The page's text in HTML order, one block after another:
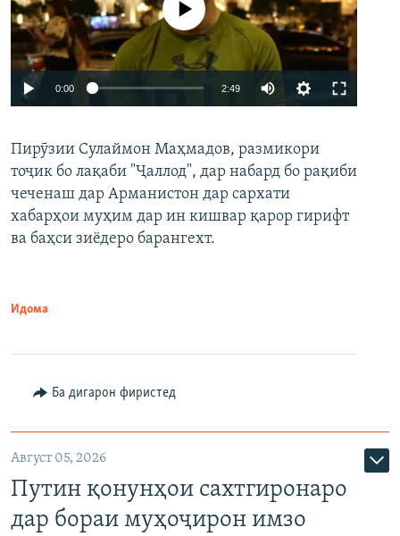
Auto 240p 360p 480p
720p 1080p
Феълан кор намекунад
0:00 2:49
360p
480p
Пирӯзии Сулаймон Маҳмадов, размикори
тоҷик бо лақаби "Ҷаллод", дар набард бо рақиби
чеченаш дар Арманистон дар сархати
хабарҳои муҳим дар ин кишвар қарор гирифт
ва баҳси зиёдеро барангехт.
Идома
Ба дигарон фиристед
Август 05, 2026
Путин қонунҳои сахтгиронаро
дар бораи муҳоҷирон имзо